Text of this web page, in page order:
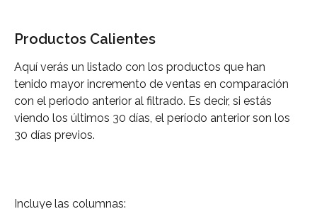
Productos Calientes
Aquí verás un listado con los productos que han
tenido mayor incremento de ventas en comparación
con el periodo anterior al filtrado. Es decir, si estás
viendo los últimos 30 días, el período anterior son los
30 días previos.
Incluye las columnas: